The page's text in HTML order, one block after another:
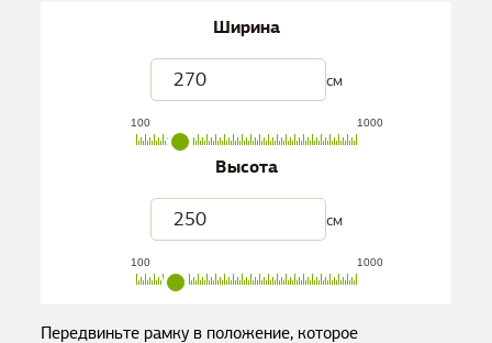
Ширина
см
100 1000
Высота
см
100 1000
Передвиньте рамку в положение, которое